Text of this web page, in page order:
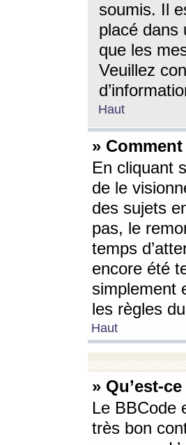
soumis. Il
placé dans
que les
Veuillez
Haut
»
En cliquant
de le
des sujets
pas, le
temps
encore été
simplement
les règles
Haut
» Qu’est-
Le BBCode
très bon